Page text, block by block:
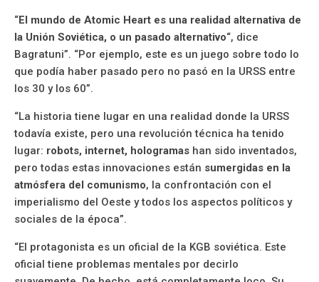
“El mundo de Atomic Heart es una realidad alternativa de
la Unión Soviética, o un pasado alternativo“, dice
Bagratuni”. “Por ejemplo, este es un juego sobre todo lo
que podía haber pasado pero no pasó en la URSS entre
los 30 y los 60”.
“La historia tiene lugar en una realidad donde la URSS
todavía existe, pero una revolución técnica ha tenido
lugar: robots, internet, hologramas han sido inventados,
pero todas estas innovaciones están sumergidas en la
atmósfera del comunismo, la confrontación con el
imperialismo del Oeste y todos los aspectos políticos y
sociales de la época”.
“El protagonista es un oficial de la KGB soviética. Este
oficial tiene problemas mentales por decirlo